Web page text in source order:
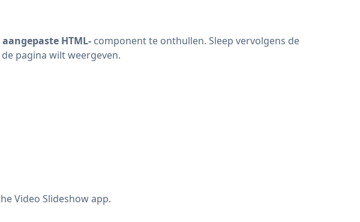
aangepaste HTML- component te onthullen. Sleep vervolgens de
pagina wilt weergeven.
Video Slideshow app.